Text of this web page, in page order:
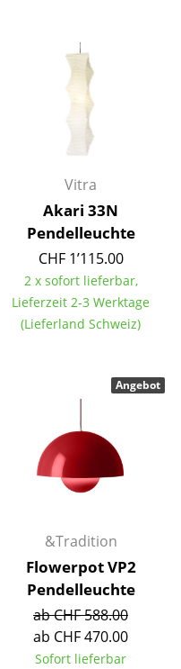
Vitra
Akari 33N
Pendelleuchte
CHF 1’115.00
2 x sofort lieferbar,
Lieferzeit 2-3 Werktage
(Lieferland Schweiz)
&Tradition
Flowerpot VP2
Pendelleuchte
ab CHF 588.00
ab CHF 470.00
Sofort lieferbar
Angebot